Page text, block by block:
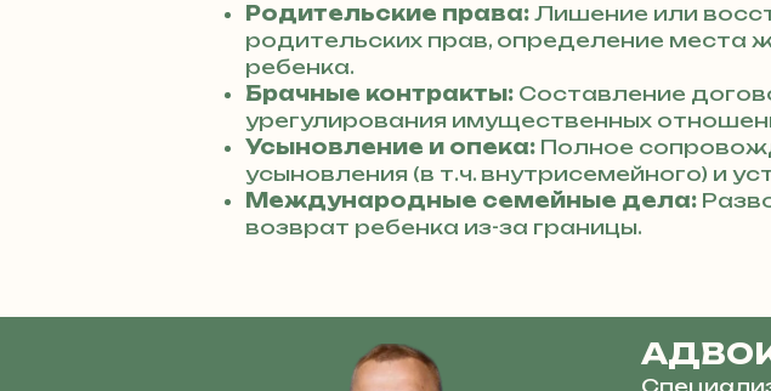
Родительские права: Лишение или
родительских прав, определение места
ребенка.
Брачные контракты: Составление
урегулирования имущественных
Усыновление и опека: Полное
усыновления (в т.ч. внутрисемейного) и
Международные семейные дела:
возврат ребенка из-за границы.